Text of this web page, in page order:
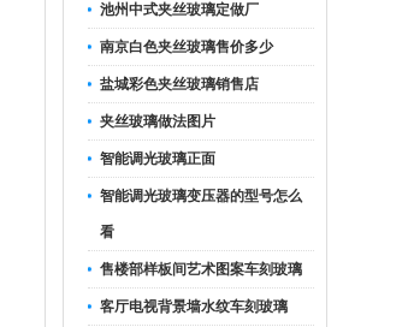
池州中式夹丝玻璃定做厂
南京白色夹丝玻璃售价多少
盐城彩色夹丝玻璃销售店
夹丝玻璃做法图片
智能调光玻璃正面
智能调光玻璃变压器的型号怎么
看
售楼部样板间艺术图案车刻玻璃
客厅电视背景墙水纹车刻玻璃